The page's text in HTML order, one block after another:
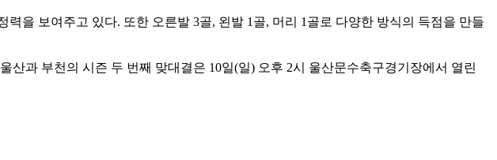
을 보여주고 있다. 또한 오른발 3골, 왼발 1골, 머리 1골로 다양한 방식의 득점을 만들
과 부천의 시즌 두 번째 맞대결은 10일(일) 오후 2시 울산문수축구경기장에서 열린